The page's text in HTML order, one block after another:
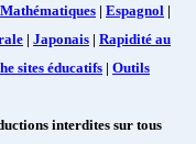
Mathématiques | Espagnol |
| Japonais | Rapidité au
sites éducatifs | Outils
interdites sur tous